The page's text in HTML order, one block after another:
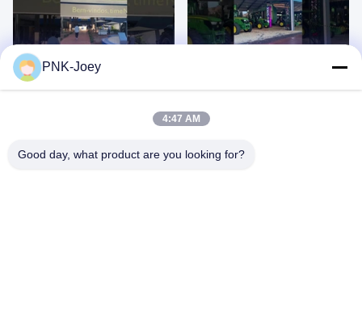
뉴 홀랜드
PNK-Joey
4:47 AM
Good day, what product are you looking for?